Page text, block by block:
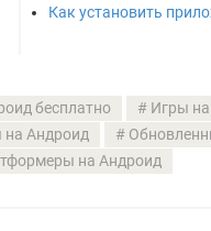
Как установить
бесплатно
Игры
Андроид
на Андроид